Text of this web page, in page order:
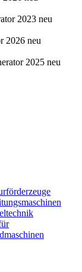
2023 neu
2026 neu
2025 neu